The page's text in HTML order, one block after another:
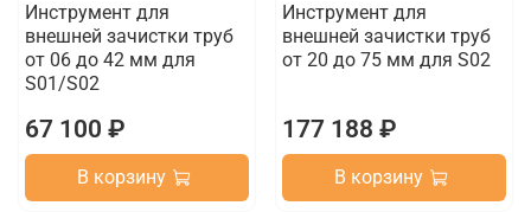
Инструмент для
внешней зачистки труб
от 06 до 42 мм для
S01/S02
67 100 ₽
В корзину
Инструмент для
внешней зачистки труб
от 20 до 75 мм для S02
177 188 ₽
В корзину